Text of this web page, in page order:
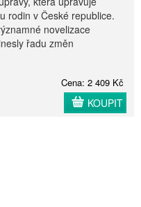
rodin v České republice.
novelizace
řadu změn
Cena: 2 409 Kč
KOUPIT